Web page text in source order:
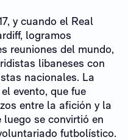
y cuando el Real
logramos
reuniones del mundo,
libaneses con
nacionales. La
evento, que fue
entre la afición y la
luego se convirtió en
futbolístico.